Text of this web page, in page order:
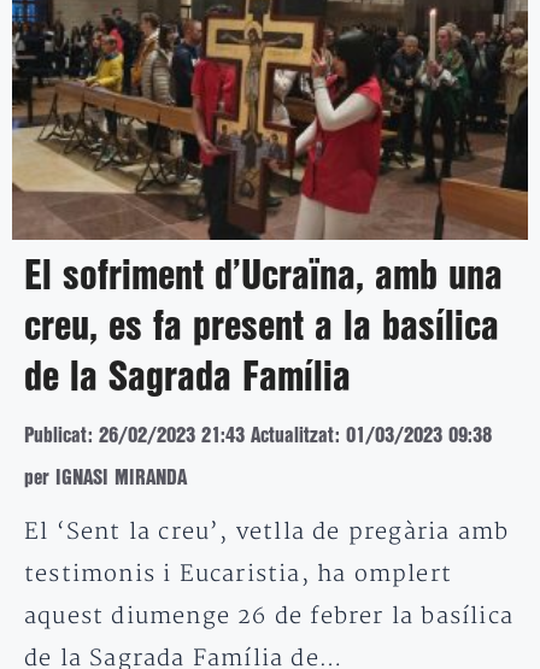
El sofriment d’Ucraïna, amb una
creu, es fa present a la basílica
de la Sagrada Família
Publicat: 26/02/2023 21:43 Actualitzat: 01/03/2023 09:38
per IGNASI MIRANDA
El ‘Sent la creu’, vetlla de pregària amb
testimonis i Eucaristia, ha omplert
aquest diumenge 26 de febrer la basílica
de la Sagrada Família de…